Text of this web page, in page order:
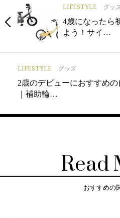
LIFESTYLE グッ
4歳になったら
よう！サイ…
LIFESTYLE グッズ
2歳のデビューにおすすめの
｜補助輪…
Read
おすすめの